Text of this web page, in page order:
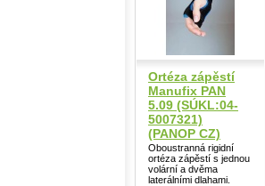
Ortéza zápěstí
Manufix PAN
5.09 (SÚKL:04-
5007321)
(PANOP CZ)
Oboustranná rigidní
ortéza zápěstí s jednou
volární a dvěma
laterálními dlahami.